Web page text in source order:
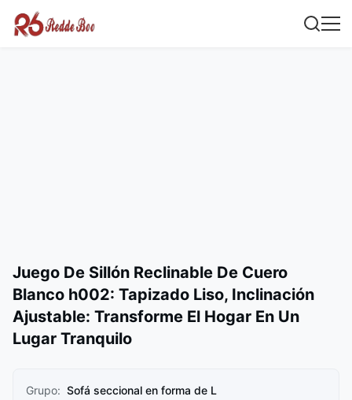
Juego De Sillón Reclinable De Cuero
Blanco h002: Tapizado Liso, Inclinación
Ajustable: Transforme El Hogar En Un
Lugar Tranquilo
Grupo: Sofá seccional en forma de L